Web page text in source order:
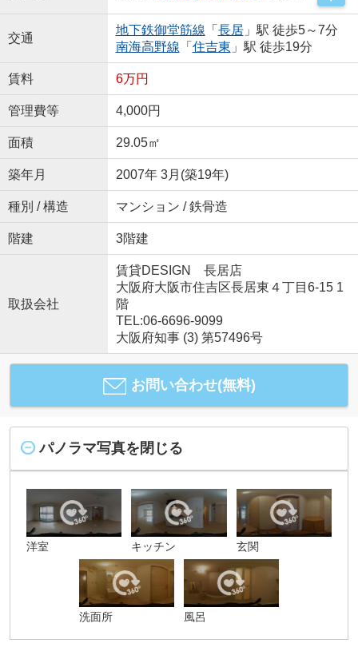
交通
地下鉄御堂筋線 「 長居」駅 徒歩5～7分
南海高野線 「 住吉東 」駅 徒歩19分
賃料 6万円
管理費等 4,000円
面積 29.05㎡
築年月 2007年 3月(築19年)
種別 / 構造 マンション / 鉄骨造
階建 3階建
取扱会社
賃貸DESIGN 長居店
大阪府大阪市住吉区長居東４丁目6-15 1
階
TEL:06-6696-9099
大阪府知事 (3) 第57496号
お問い合わせ(無料)
パノラマ写真を閉じる
洋室 キッチン 玄関
洗面所 風呂